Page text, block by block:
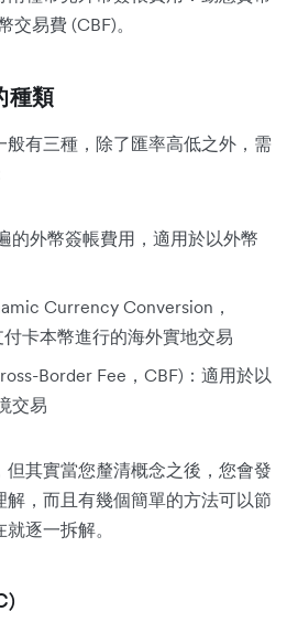
交易費 (CBF)。
種類
有三種，除了匯率高低之外，需
的外幣簽帳費用，適用於以外幣
Currency Conversion，
卡本幣進行的海外實地交易
Border Fee，CBF)：適用於以
交易
其實當您釐清概念之後，您會發
，而且有幾個簡單的方法可以節
逐一拆解。